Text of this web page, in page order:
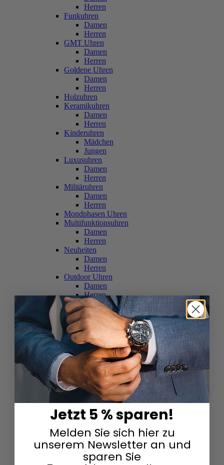
Herren
Funkuhren
Damen
Herren
GMT Uhren
Damen
Herren
Goldene Uhren
Damen
Herren
Holzuhren
Keramikuhren
Damen
Herren
Kinderuhren
Mädchen
Jungen
Luxusuhren
Damen
Herren
Militäruhren
Damen
Herren
Mondphasen Uhren
Multifunktionsuhren
Damen
Herren
Neuheiten
Damen
Herren
Outdoor Uhren
Damen
Herren
Schweizer Uhren
Damen
Herren
Skelettuhren
Damen
Herren
Smartwatches
Damen
Herren
Solaruhren
Herren
Damen
Sportuhren
Damen
Herren
Swarovski & Edelsteine
Damen
Herren
Jetzt 5 % sparen!
Melden Sie sich hier zu
unserem Newsletter an und
sparen Sie